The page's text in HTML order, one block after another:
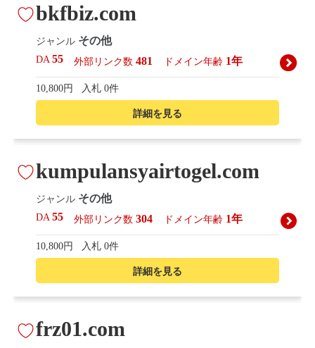
詳細を見る
bkfbiz.com
ジャンル その他
DA55 外部リンク数 481 ドメイン年齢 1年
10,800円 入札 0件
詳細を見る
kumpulansyairtogel.com
ジャンル その他
DA55 外部リンク数 304 ドメイン年齢 1年
10,800円 入札 0件
frz01.com